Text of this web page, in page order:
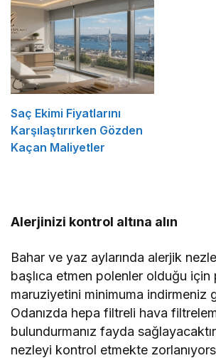
Saç Ekimi Fiyatlarını
Karşılaştırırken Gözden
Kaçan Maliyetler
Alerjinizi kontrol altına alın
Bahar ve yaz aylarında alerjik
başlıca etmen polenler olduğu için
maruziyetini minimuma indirmeniz
Odanızda hepa filtreli hava
bulundurmanız fayda
nezleyi kontrol etmekte